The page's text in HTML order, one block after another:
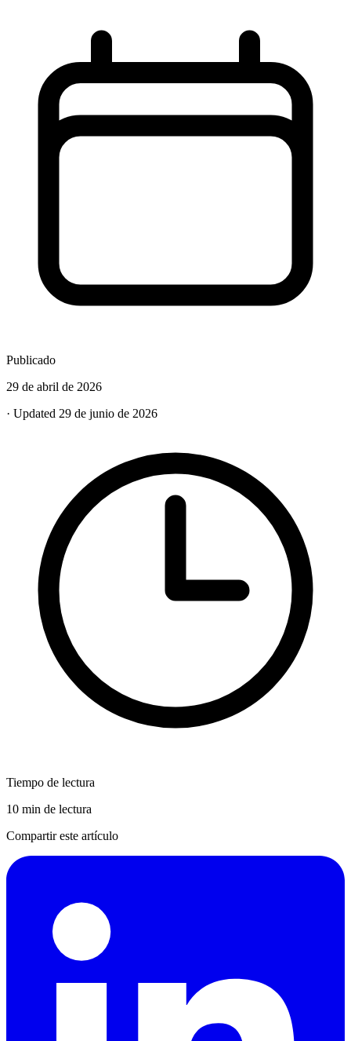
Publicado
29 de abril de 2026
· Updated 29 de junio de 2026
Tiempo de lectura
10 min de lectura
Compartir este artículo